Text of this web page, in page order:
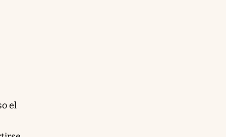
el